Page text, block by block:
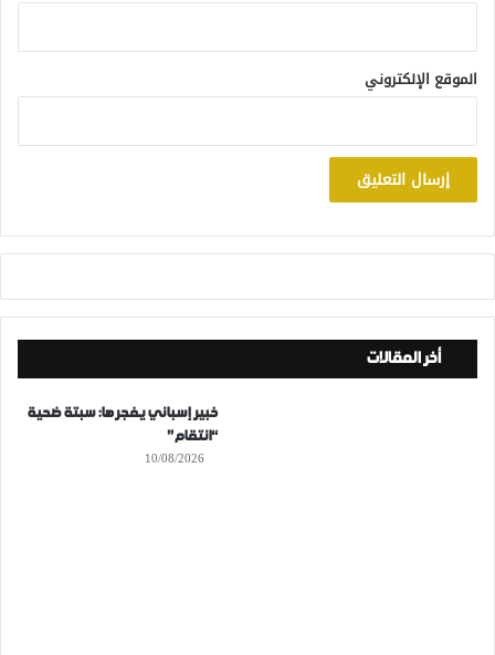
الموقع الإلكتروني
أخر المقالات
خبير إسباني يفجرها: سبتة ضحية
“انتقام”
10/08/2026